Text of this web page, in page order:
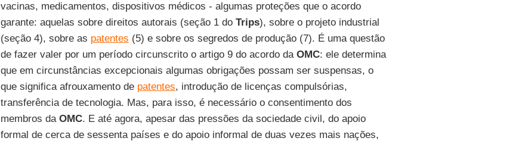
vacinas, medicamentos, dispositivos médicos - algumas proteções que o acordo
garante: aquelas sobre direitos autorais (seção 1 do Trips), sobre o projeto industrial
(seção 4), sobre as patentes (5) e sobre os segredos de produção (7). É uma questão
de fazer valer por um período circunscrito o artigo 9 do acordo da OMC: ele determina
que em circunstâncias excepcionais algumas obrigações possam ser suspensas, o
que significa afrouxamento de patentes, introdução de licenças compulsórias,
transferência de tecnologia. Mas, para isso, é necessário o consentimento dos
membros da OMC. E até agora, apesar das pressões da sociedade civil, do apoio
formal de cerca de sessenta países e do apoio informal de duas vezes mais nações,